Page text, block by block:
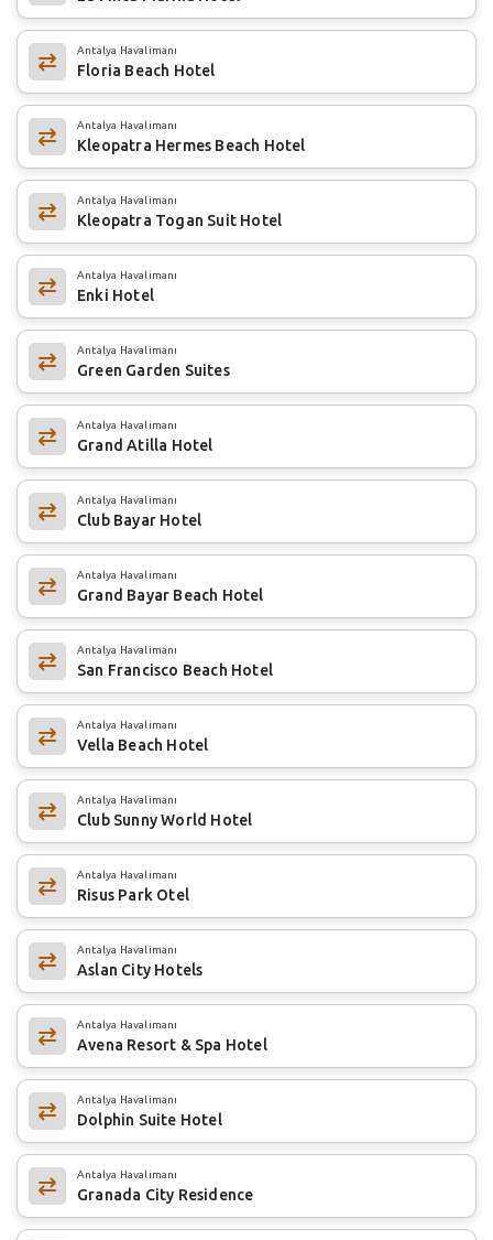
Antalya Havalimanı
Floria Beach Hotel
Antalya Havalimanı
Kleopatra Hermes Beach Hotel
Antalya Havalimanı
Kleopatra Togan Suit Hotel
Antalya Havalimanı
Enki Hotel
Antalya Havalimanı
Green Garden Suites
Antalya Havalimanı
Grand Atilla Hotel
Antalya Havalimanı
Club Bayar Hotel
Antalya Havalimanı
Grand Bayar Beach Hotel
Antalya Havalimanı
San Francisco Beach Hotel
Antalya Havalimanı
Vella Beach Hotel
Antalya Havalimanı
Club Sunny World Hotel
Antalya Havalimanı
Risus Park Otel
Antalya Havalimanı
Aslan City Hotels
Antalya Havalimanı
Avena Resort & Spa Hotel
Antalya Havalimanı
Dolphin Suite Hotel
Antalya Havalimanı
Granada City Residence